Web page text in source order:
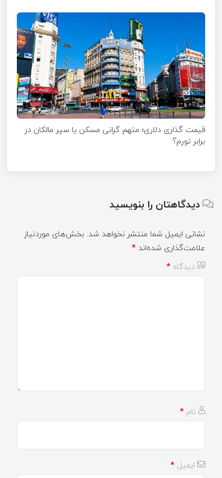
قیمت گذاری دلاری؛ متهم گرانی مسکن یا سپر مالکان در
برابر تورم؟
دیدگاهتان را بنویسید
نشانی ایمیل شما منتشر نخواهد شد. بخش‌های موردنیاز
علامت‌گذاری شده‌اند *
دیدگاه *
نام *
ایمیل *